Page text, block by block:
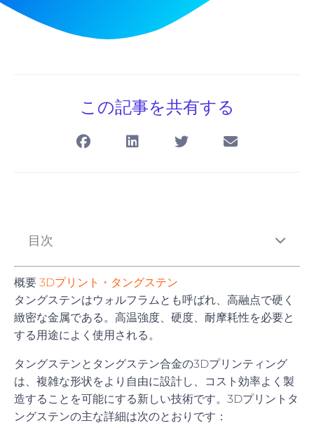
この記事を共有する
目次
概要 3Dプリント・タングステン
タングステンはウォルフラムとも呼ばれ、高融点で硬く
緻密な金属である。高温強度、硬度、耐摩耗性を必要と
する用途によく使用される。
タングステンとタングステン合金の3Dプリンティング
は、複雑な形状をより自由に設計し、コスト効率よく製
造することを可能にする新しい技術です。3Dプリントタ
ングステンの主な詳細は次のとおりです：